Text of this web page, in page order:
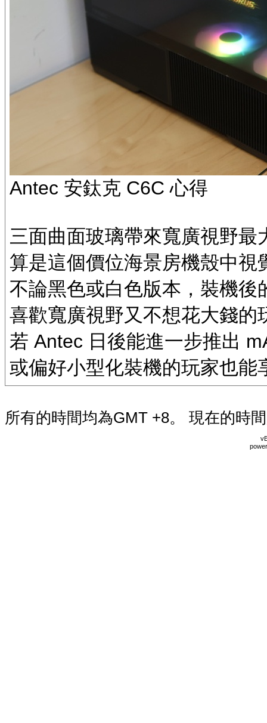
Antec 安鈦克 C6C 心得
三面曲面玻璃帶來寬廣視野最
算是這個價位海景房機殼中
不論黑色或白色版本，裝機
喜歡寬廣視野又不想花大錢
若 Antec 日後能進一步推出
或偏好小型化裝機的玩家也
所有的時間均為GMT +8。 現在的時